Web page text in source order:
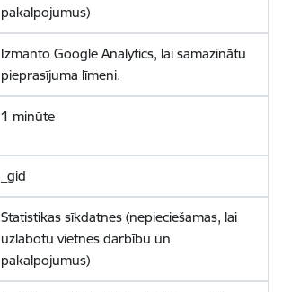
pakalpojumus)
Izmanto Google Analytics, lai samazinātu
pieprasījuma līmeni.
1 minūte
_gid
Statistikas sīkdatnes (nepieciešamas, lai
uzlabotu vietnes darbību un
pakalpojumus)